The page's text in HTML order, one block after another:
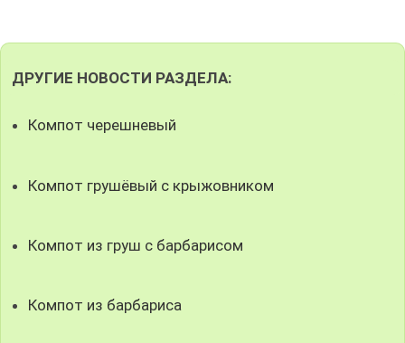
ДРУГИЕ НОВОСТИ РАЗДЕЛА:
Компот черешневый
Компот грушёвый с крыжовником
Компот из груш с барбарисом
Компот из барбариса